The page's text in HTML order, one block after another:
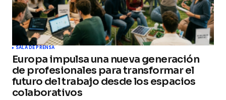
este navegador para la próxima vez que
comente.
Submit Comment
SALA DE PRENSA
Europa impulsa una nueva generación
de profesionales para transformar el
futuro del trabajo desde los espacios
colaborativos